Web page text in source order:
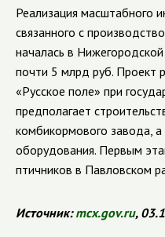
Реализация масштабного
связанного с
началась в
почти 5 млрд руб. Проект
«Русское поле» при
предполагает
комбикормового завода,
оборудования. Первым
птичников в Павловском
Источник:mcx.gov.ru,